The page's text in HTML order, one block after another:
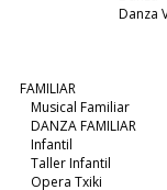
Danza
FAMILIAR
Musical Familiar
DANZA FAMILIAR
Infantil
Taller Infantil
Opera Txiki